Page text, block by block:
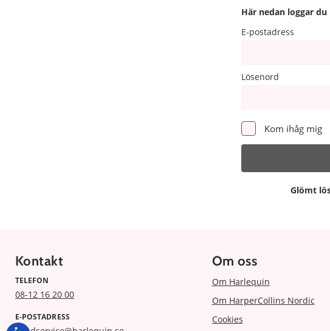
Här nedan loggar
E-postadress
Lösenord
Kom ihåg mig
Glömt
Kontakt
TELEFON
08-12 16 20 00
E-POSTADRESS
Om oss
Om Harlequin
Om HarperCollins Nordic
Cookies